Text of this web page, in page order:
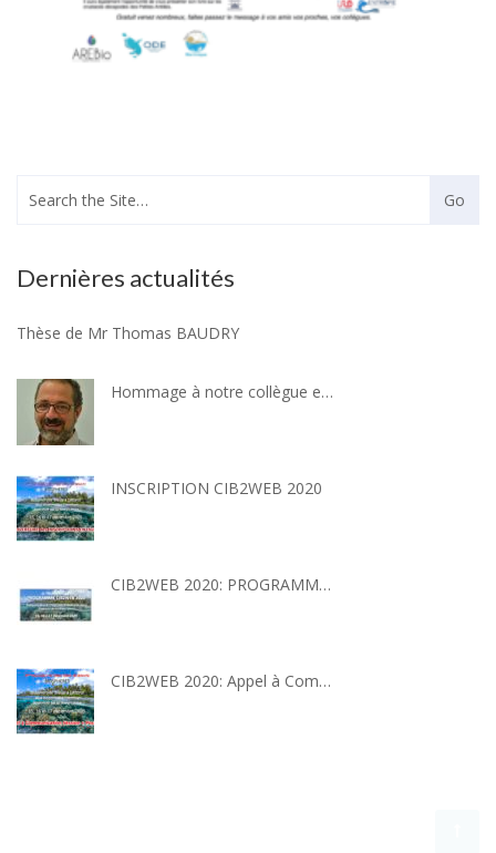
Dernières actualités
Thèse de Mr Thomas BAUDRY
Hommage à notre collègue et ami : Dr Romain FERRY
INSCRIPTION CIB2WEB 2020
CIB2WEB 2020: PROGRAMME SCIENTIFIQUE
CIB2WEB 2020: Appel à Communication Session «Posters»